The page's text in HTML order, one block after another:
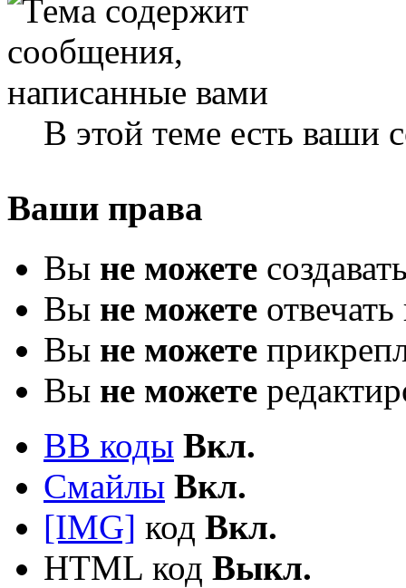
В этой теме есть ваши
Ваши права
Вы не можете
Вы не можете
Вы не можете
Вы не можете
BB коды Вкл.
Смайлы Вкл.
[IMG] код Вкл.
HTML код Выкл.